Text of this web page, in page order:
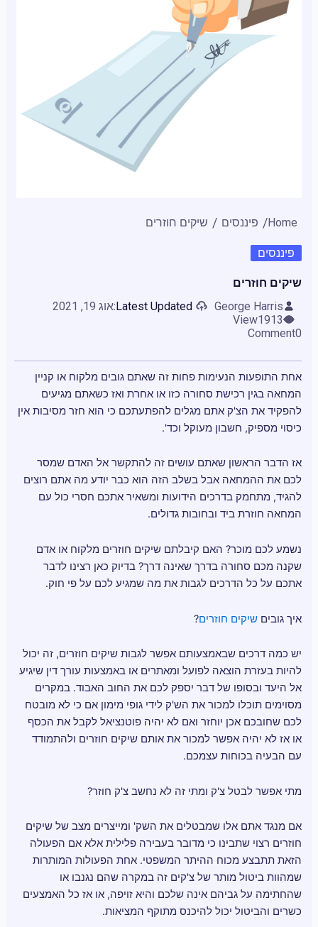
Home פיננסים שיקים חוזרים
פיננסים
שיקים חוזרים
George Harris
Latest Updated:אוג 19, 2021
1913
View
Comment
אחת התופעות הנעימות פחות זה שאתם גובים מלקוח או קניין
המחאה בגין רכישת סחורה כזו או אחרת ואז כשאתם מגיעים
להפקיד את הצ'ק אתם מגלים להפתעתכם כי הוא חזר מסיבות אין
כיסוי מספיק, חשבון מעוקל וכד'.
אז הדבר הראשון שאתם עושים זה להתקשר אל האדם שמסר
לכם את ההמחאה אבל בשלב הזה הוא כבר יודע מה אתם רוצים
להגיד, מתחמק בדרכים הידועות ומשאיר אתכם חסרי כול עם
המחאה חוזרת ביד ובחובות גדולים.
נשמע לכם מוכר? האם קיבלתם שיקים חוזרים מלקוח או אדם
שקנה מכם סחורה בדרך שאינה דרך? בדיוק כאן רצינו לדבר
אתכם על כל הדרכים לגבות את מה שמגיע לכם על פי חוק.
איך גוביםשיקים חוזרים?
יש כמה דרכים שבאמצעותם אפשר לגבות שיקים חוזרים, זה יכול
להיות בעזרת הוצאה לפועל ומאתרים או באמצעות עורך דין שיגיע
אל היעד ובסופו של דבר יספק לכם את החוב האבוד. במקרים
מסוימים תוכלו למכור את הש'ק לידי גופי מימון אם כי לא מובטח
לכם שחובכם אכן יוחזר ואם לא יהיה פוטנציאל לקבל את הכסף
או אז לא יהיה אפשר למכור את אותם שיקים חוזרים ולהתמודד
עם הבעיה בכוחות עצמכם.
מתי אפשר לבטל צ'ק ומתי זה לא נחשב צ'ק חוזר?
אם מנגד אתם אלו שמבטלים את השק' ומייצרים מצב של שיקים
חוזרים רצוי שתבינו כי מדובר בעבירה פלילית אלא אם הפעולה
הזאת תתבצע מכוח ההיתר המשפטי. אחת הפעולות המותרות
שמהוות ביטול מותר של צ'קים זה במקרה שהם נגנבו או
שהחתימה על גביהם אינה שלכם והיא זויפה, או אז כל האמצעים
כשרים והביטול יכול להיכנס מתוקף המציאות.